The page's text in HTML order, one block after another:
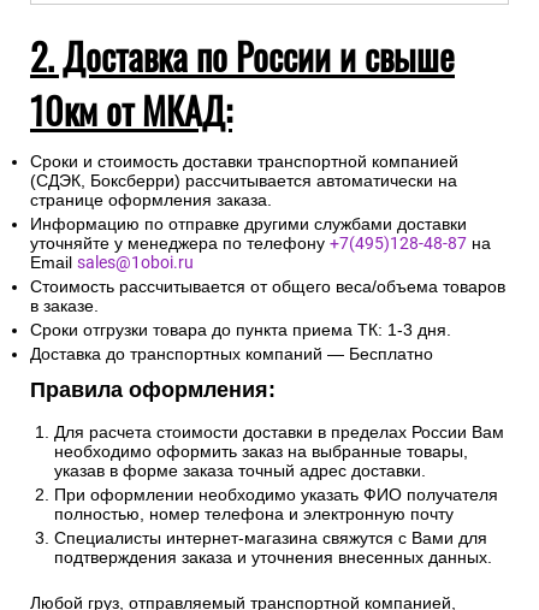
2. Доставка по России и свыше
10км от МКАД:
Сроки и стоимость доставки транспортной компанией
(СДЭК, Боксберри) рассчитывается автоматически на
странице оформления заказа.
Информацию по отправке другими службами доставки
уточняйте у менеджера по телефону +7(495)128-48-87 на
Email sales@1oboi.ru
Стоимость рассчитывается от общего веса/объема товаров
в заказе.
Сроки отгрузки товара до пункта приема ТК: 1-3 дня.
Доставка до транспортных компаний — Бесплатно
Правила оформления:
Для расчета стоимости доставки в пределах России Вам
необходимо оформить заказ на выбранные товары,
указав в форме заказа точный адрес доставки.
При оформлении необходимо указать ФИО получателя
полностью, номер телефона и электронную почту
Специалисты интернет-магазина свяжутся с Вами для
подтверждения заказа и уточнения внесенных данных.
Любой груз, отправляемый транспортной компанией,